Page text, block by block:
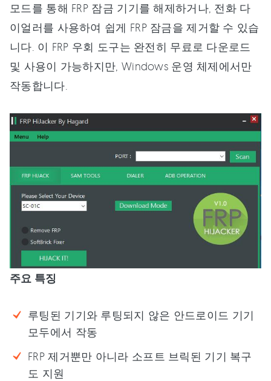
모드를 통해 FRP 잠금 기기를 해제하거나, 전화 다
이얼러를 사용하여 쉽게 FRP 잠금을 제거할 수 있습
니다. 이 FRP 우회 도구는 완전히 무료로 다운로드
및 사용이 가능하지만, Windows 운영 체제에서만
작동합니다.
주요 특징
루팅된 기기와 루팅되지 않은 안드로이드 기기
모두에서 작동
FRP 제거뿐만 아니라 소프트 브릭된 기기 복구
도 지원